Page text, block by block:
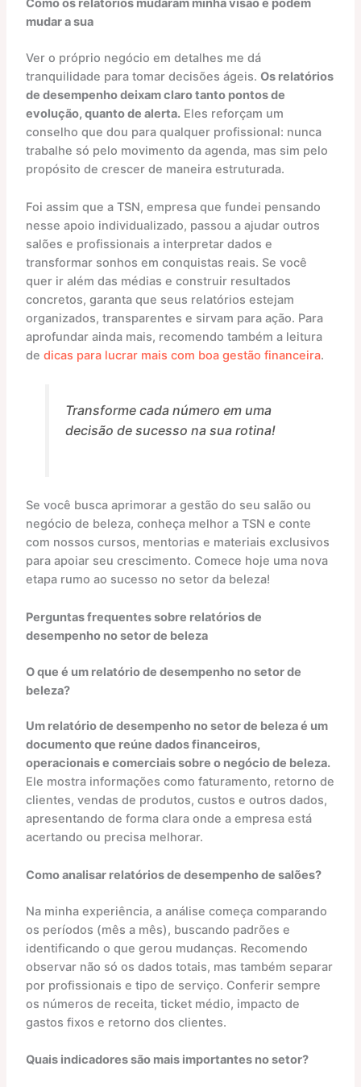
Como os relatórios mudaram minha visão e podem
mudar a sua
Ver o próprio negócio em detalhes me dá
tranquilidade para tomar decisões ágeis. Os relatórios
de desempenho deixam claro tanto pontos de
evolução, quanto de alerta.Eles reforçam um
conselho que dou para qualquer profissional: nunca
trabalhe só pelo movimento da agenda, mas sim pelo
propósito de crescer de maneira estruturada.
Foi assim que a TSN, empresa que fundei pensando
nesse apoio individualizado, passou a ajudar outros
salões e profissionais a interpretar dados e
transformar sonhos em conquistas reais. Se você
quer ir além das médias e construir resultados
concretos, garanta que seus relatórios estejam
organizados, transparentes e sirvam para ação. Para
aprofundar ainda mais, recomendo também a leitura
de dicas para lucrar mais com boa gestão financeira.
Transforme cada número em uma
decisão de sucesso na sua rotina!
Se você busca aprimorar a gestão do seu salão ou
negócio de beleza, conheça melhor a TSN e conte
com nossos cursos, mentorias e materiais exclusivos
para apoiar seu crescimento. Comece hoje uma nova
etapa rumo ao sucesso no setor da beleza!
Perguntas frequentes sobre relatórios de
desempenho no setor de beleza
O que é um relatório de desempenho no setor de
beleza?
Um relatório de desempenho no setor de beleza é um
documento que reúne dados financeiros,
operacionais e comerciais sobre o negócio de beleza.
Ele mostra informações como faturamento, retorno de
clientes, vendas de produtos, custos e outros dados,
apresentando de forma clara onde a empresa está
acertando ou precisa melhorar.
Como analisar relatórios de desempenho de salões?
Na minha experiência, a análise começa comparando
os períodos (mês a mês), buscando padrões e
identificando o que gerou mudanças. Recomendo
observar não só os dados totais, mas também separar
por profissionais e tipo de serviço. Conferir sempre
os números de receita, ticket médio, impacto de
gastos fixos e retorno dos clientes.
Quais indicadores são mais importantes no setor?